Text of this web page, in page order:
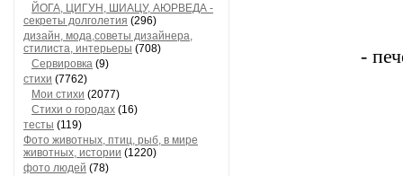
ЙОГА, ЦИГУН, ШИАЦУ, АЮРВЕДА -
секреты долголетия (296)
дизайн, мода,советы дизайнера,
стилиста, интерьеры (708)
Сервировка (9)
стихи (7762)
Мои стихи (2077)
Стихи о городах (16)
тесты (119)
Фото животных, птиц, рыб, в мире
животных, истории (1220)
фото людей (78)
-